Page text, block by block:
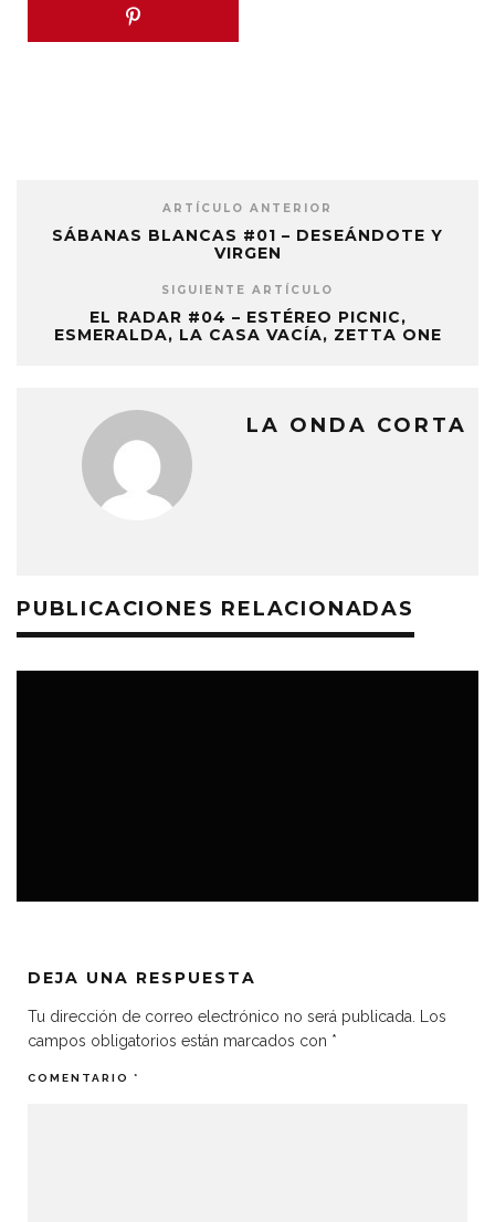
ARTÍCULO ANTERIOR
SÁBANAS BLANCAS #01 – DESEÁNDOTE Y
VIRGEN
SIGUIENTE ARTÍCULO
EL RADAR #04 – ESTÉREO PICNIC,
ESMERALDA, LA CASA VACÍA, ZETTA ONE
LA ONDA CORTA
PUBLICACIONES RELACIONADAS
DEJA UNA RESPUESTA
Tu dirección de correo electrónico no será publicada. Los
campos obligatorios están marcados con *
COMENTARIO *